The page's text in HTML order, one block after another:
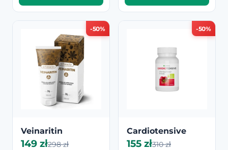
-50%
Veinaritin
149 zł298 zł
-50%
Cardiotensive
155 zł310 zł